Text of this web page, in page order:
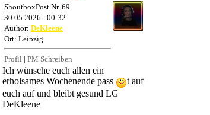
ShoutboxPost Nr. 69
30.05.2026 - 00:32
Author: DeKleene
Ort: Leipzig
Profil | PM Schreiben
Ich wünsche euch allen ein
erholsames Wochenende pass
t auf
euch auf und bleibt gesund LG
DeKleene